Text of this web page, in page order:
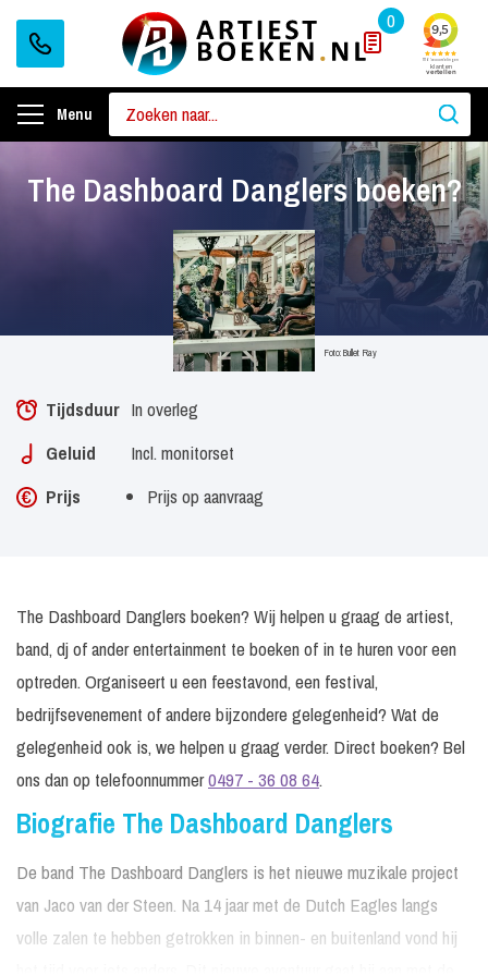
0
Menu
The Dashboard Danglers boeken?
Foto: Bullet Ray
Tijdsduur In overleg
Geluid
Incl. monitorset
Prijs
Prijs op aanvraag
The Dashboard Danglers boeken? Wij helpen u graag de artiest,
band, dj of ander entertainment te boeken of in te huren voor een
optreden. Organiseert u een feestavond, een festival,
bedrijfsevenement of andere bijzondere gelegenheid? Wat de
gelegenheid ook is, we helpen u graag verder. Direct boeken? Bel
ons dan op telefoonnummer0497 - 36 08 64.
Biografie The Dashboard Danglers
De band The Dashboard Danglers is het nieuwe muzikale project
van Jaco van der Steen. Na 14 jaar met de Dutch Eagles langs
volle zalen te hebben getrokken in binnen- en buitenland vond hij